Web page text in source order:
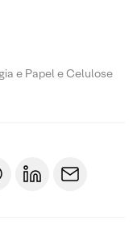
e Papel e Celulose